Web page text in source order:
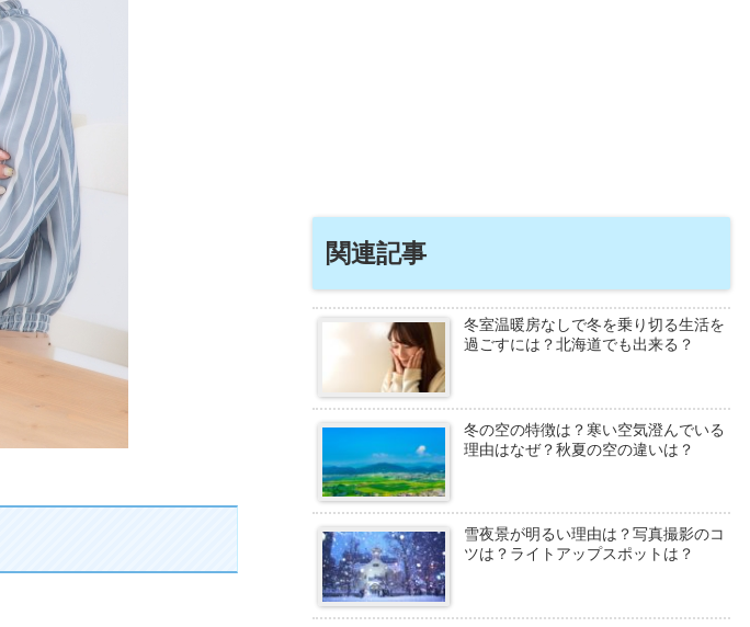
関連記事
冬室温暖房なしで冬を乗り切る生活を
過ごすには？北海道でも出来る？
冬の空の特徴は？寒い空気澄んでいる
理由はなぜ？秋夏の空の違いは？
雪夜景が明るい理由は？写真撮影のコ
ツは？ライトアップスポットは？